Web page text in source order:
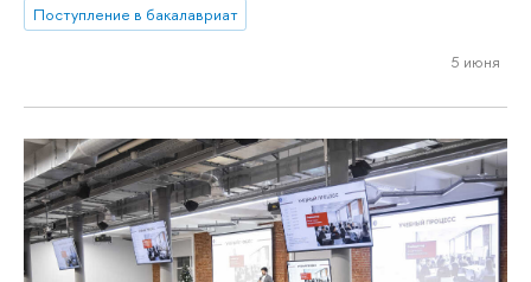
Поступление в бакалавриат
5 июня